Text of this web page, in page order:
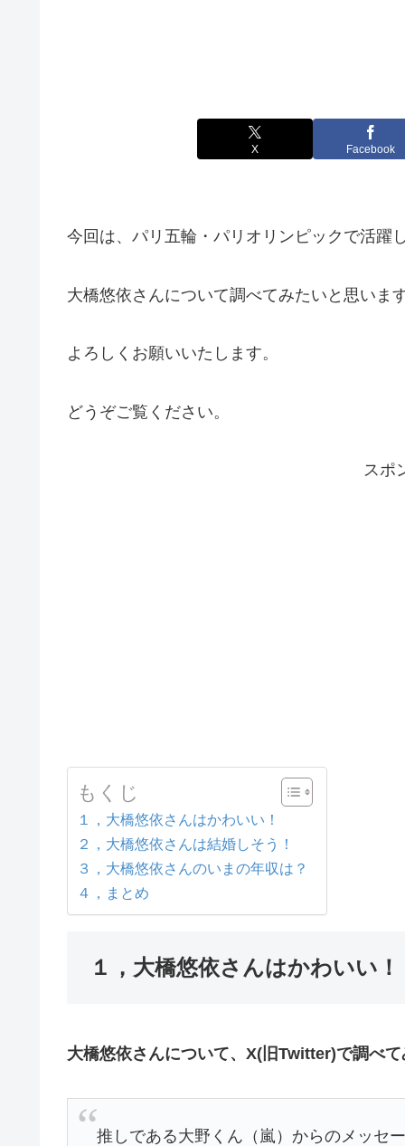
X Facebook
今回は、パリ五輪・パリオリンピックで活躍
大橋悠依さんについて調べてみたいと思います
よろしくお願いいたします。
どうぞご覧ください。
スポ
もくじ
１，大橋悠依さんはかわいい！
２，大橋悠依さんは結婚しそう！
３，大橋悠依さんのいまの年収は？
４，まとめ
１，大橋悠依さんはかわいい！
大橋悠依さんについて、X(旧Twitter)で調べて
推しである大野くん（嵐）からのメッセ